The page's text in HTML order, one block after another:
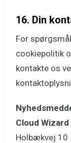
16. Din
For
cookiepolitik
kontakte os
Cloud Wizard
Holbækvej 10